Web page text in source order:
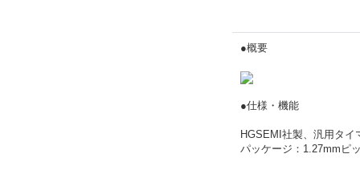
●概要
●仕様・機能
HGSEMI社製、汎用タ
パッケージ：1.27mmピ